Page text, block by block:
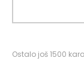
Ostalo još1500